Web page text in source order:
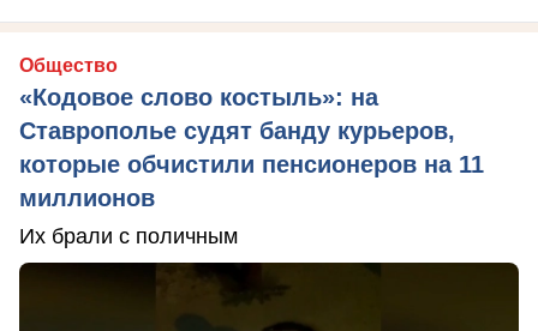
Общество
«Кодовое слово костыль»: на
Ставрополье судят банду курьеров,
которые обчистили пенсионеров на 11
миллионов
Их брали с поличным